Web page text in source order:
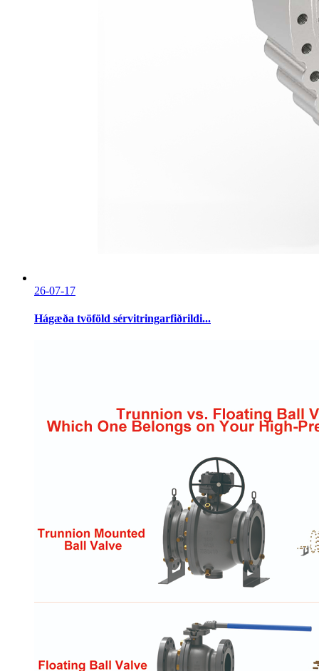
26-07-17
Hágæða tvöföld sérvitringarfiðrildi...